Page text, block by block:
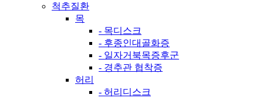
척추질환
목
- 목디스크
- 후종인대골화증
- 일자거북목증후군
- 경추관 협착증
허리
- 허리디스크